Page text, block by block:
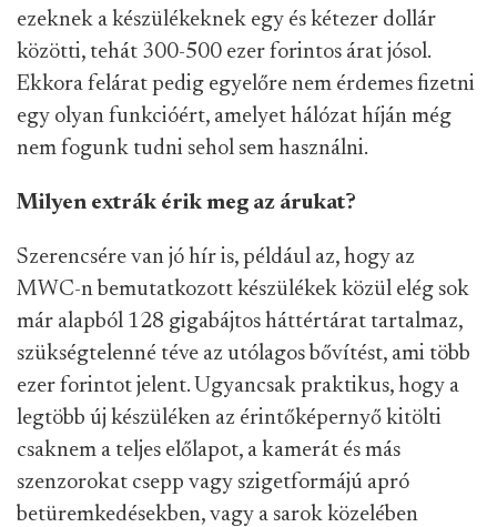
ezeknek a készülékeknek egy és kétezer dollár
közötti, tehát 300-500 ezer forintos árat jósol.
Ekkora felárat pedig egyelőre nem érdemes fizetni
egy olyan funkcióért, amelyet hálózat híján még
nem fogunk tudni sehol sem használni.
Milyen extrák érik meg az árukat?
Szerencsére van jó hír is, például az, hogy az
MWC-n bemutatkozott készülékek közül elég sok
már alapból 128 gigabájtos háttértárat tartalmaz,
szükségtelenné téve az utólagos bővítést, ami több
ezer forintot jelent. Ugyancsak praktikus, hogy a
legtöbb új készüléken az érintőképernyő kitölti
csaknem a teljes előlapot, a kamerát és más
szenzorokat csepp vagy szigetformájú apró
betüremkedésekben, vagy a sarok közelében